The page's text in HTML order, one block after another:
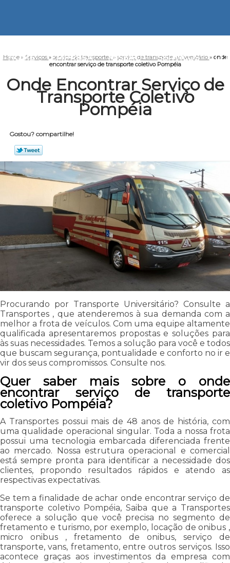
HOME EMPRESA MISSÃO SERVIÇOS
Home » Serviços » serviço de transportes » serviço de transporte universitário » onde
encontrar serviço de transporte coletivo Pompéia
Onde Encontrar Serviço de
Transporte Coletivo
Pompéia
Gostou? compartilhe!
Procurando por Transporte Universitário? Consulte a
Transportes , que atenderemos à sua demanda com a
melhor a frota de veículos. Com uma equipe altamente
qualificada apresentaremos propostas e soluções para
às suas necessidades. Temos a solução para você e todos
que buscam segurança, pontualidade e conforto no ir e
vir dos seus compromissos. Consulte nos.
Quer saber mais sobre o onde
encontrar serviço de transporte
coletivo Pompéia?
A Transportes possui mais de 48 anos de história, com
uma qualidade operacional singular. Toda a nossa frota
possui uma tecnologia embarcada diferenciada frente
ao mercado. Nossa estrutura operacional e comercial
está sempre pronta para identificar a necessidade dos
clientes, propondo resultados rápidos e atendo as
respectivas expectativas.
Se tem a finalidade de achar onde encontrar serviço de
transporte coletivo Pompéia, Saiba que a Transportes
oferece a solução que você precisa no segmento de
fretamento e turismo, por exemplo, locação de onibus ,
micro onibus , fretamento de onibus, serviço de
transporte, vans, fretamento, entre outros serviços. Isso
acontece graças aos investimentos da empresa com